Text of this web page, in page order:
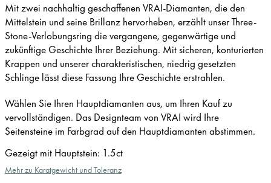
Mit zwei nachhaltig geschaffenen VRAI-Diamanten, die den
Mittelstein und seine Brillanz hervorheben, erzählt unser Three-
Stone-Verlobungsring die vergangene, gegenwärtige und
zukünftige Geschichte Ihrer Beziehung. Mit sicheren, konturierten
Krappen und unserer charakteristischen, niedrig gesetzten
Schlinge lässt diese Fassung Ihre Geschichte erstrahlen.
Wählen Sie Ihren Hauptdiamanten aus, um Ihren Kauf zu
vervollständigen. Das Designteam von VRAI wird Ihre
Seitensteine im Farbgrad auf den Hauptdiamanten abstimmen.
Gezeigt mit Hauptstein: 1.5ct
Mehr zu Karatgewicht und Toleranz